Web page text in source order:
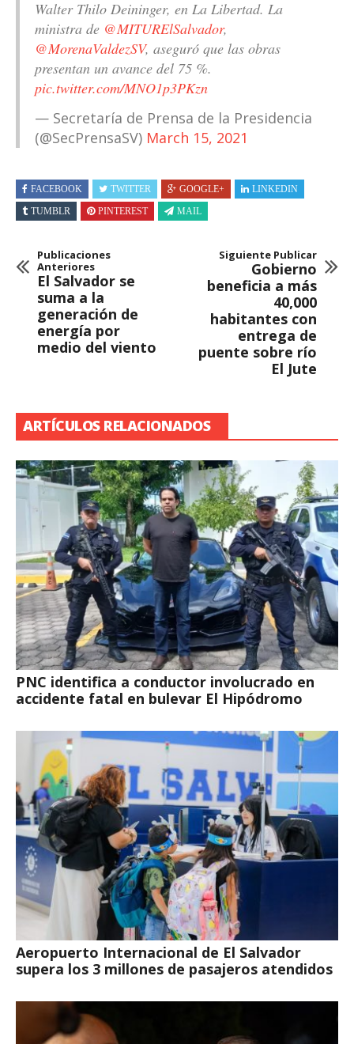
Walter Thilo Deininger, en La Libertad. La
ministra de @MITURElSalvador,
@MorenaValdezSV, aseguró que las obras
presentan un avance del 75 %.
pic.twitter.com/MNO1p3PKzn
— Secretaría de Prensa de la Presidencia
(@SecPrensaSV) March 15, 2021
FACEBOOK TWITTER GOOGLE+
LINKEDIN
TUMBLR
PINTEREST MAIL
Publicaciones
Anteriores
El Salvador se
suma a la
generación de
energía por
medio del viento
Siguiente Publicar
Gobierno
beneficia a más
40,000
habitantes con
entrega de
puente sobre río
El Jute
ARTÍCULOS RELACIONADOS
PNC identifica a conductor involucrado en
accidente fatal en bulevar El Hipódromo
Aeropuerto Internacional de El Salvador
supera los 3 millones de pasajeros atendidos